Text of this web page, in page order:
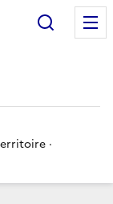
·